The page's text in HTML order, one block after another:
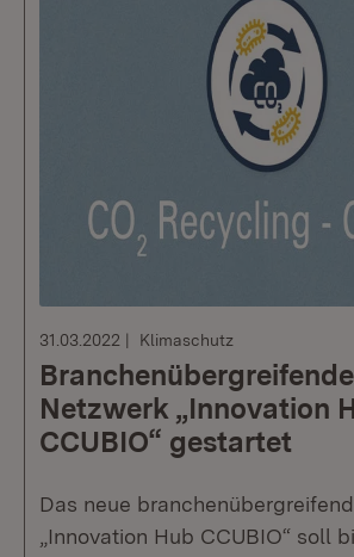
31.03.2022 Klimaschutz
Netzwerk „Innovation
CCUBIO“ gestartet
Das neue
„Innovation Hub CCUBIO“ soll